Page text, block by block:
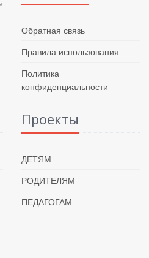
Обратная связь
Правила использования
Политика
конфиденциальности
Проекты
ДЕТЯМ
РОДИТЕЛЯМ
ПЕДАГОГАМ